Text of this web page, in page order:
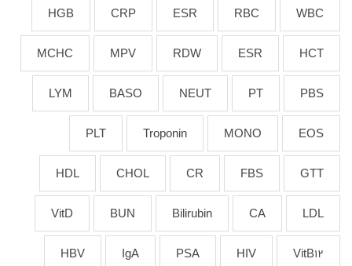
WBC
RBC
ESR
CRP
HGB
HCT
ESR
RDW
MPV
MCHC
PBS
PT
NEUT
BASO
LYM
EOS
MONO
Troponin
PLT
GTT
FBS
CR
CHOL
HDL
LDL
CA
Bilirubin
BUN
VitD
VitB12
HIV
PSA
IgA
HBV